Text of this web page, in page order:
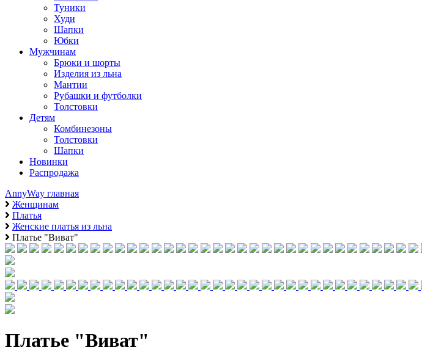
Туники
Худи
Шапки
Юбки
Мужчинам
Брюки и шорты
Изделия из льна
Мантии
Рубашки и футболки
Толстовки
Детям
Комбинезоны
Толстовки
Шапки
Новинки
Распродажа
AnnyWay главная
Женщинам
Платья
Женские платья из льна
Платье "Виват"
Платье "Виват"